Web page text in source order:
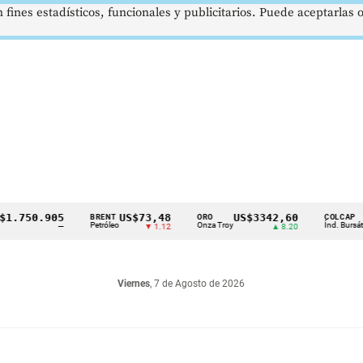
BRENT
Petróleo
US$73,48
▼ 1.12
ORO
Onza Troy
US$3342,60 COLCAP
Índ. Bursátil
Viernes, 7 de Agosto de 2026
estadísticos, funcionales y publicitarios. Puede aceptarlas